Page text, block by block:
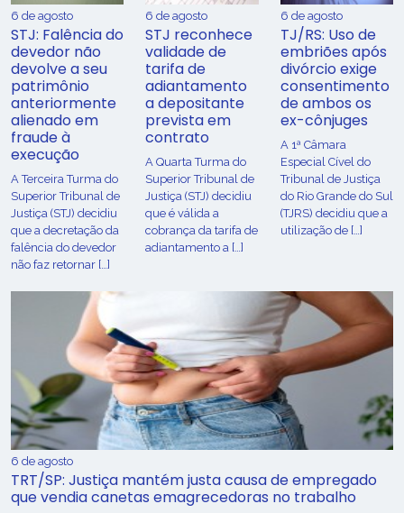
6 de agosto
STJ: Falência do
devedor não
devolve a seu
patrimônio
anteriormente
alienado em
fraude à
execução
A Terceira Turma do
Superior Tribunal de
Justiça (STJ) decidiu
que a decretação da
falência do devedor
não faz retornar […]
6 de agosto
STJ reconhece
validade de
tarifa de
adiantamento
a depositante
prevista em
contrato
A Quarta Turma do
Superior Tribunal de
Justiça (STJ) decidiu
que é válida a
cobrança da tarifa de
adiantamento a […]
6 de agosto
TJ/RS: Uso de
embriões após
divórcio exige
consentimento
de ambos os
ex-cônjuges
A 1ª Câmara
Especial Cível do
Tribunal de Justiça
do Rio Grande do Sul
(TJRS) decidiu que a
utilização de […]
6 de agosto
TRT/SP: Justiça mantém justa causa de empregado
que vendia canetas emagrecedoras no trabalho